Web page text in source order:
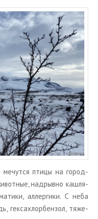
ме­чут­ся птицы на го­род­
над­рыв­но каш­ля­
ал­лер­ги­ки. С неба
гек­са­хлор­бен­зол, тя­же­